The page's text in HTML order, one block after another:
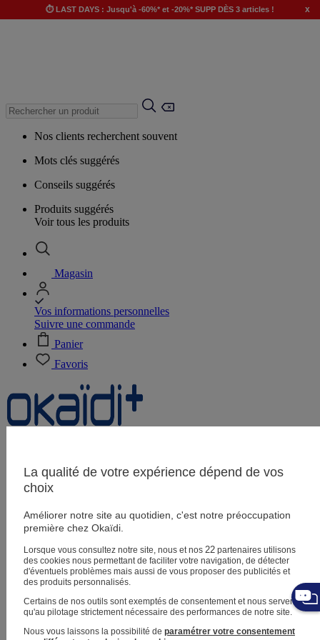
⏱️ LAST DAYS : Jusqu'à -60%* et -20%* SUPP DÈS 3 articles ! x
Nos clients recherchent souvent
Mots clés suggérés
Conseils suggérés
Produits suggérés
Voir tous les produits
Magasin
Vos informations personnelles
Suivre une commande
Panier
Favoris
Magasins
Aide et contact
Livraison
Retour
Bébé fille3 mois - 5 ans
La qualité de votre expérience dépend de vos
choix
Améliorer notre site au quotidien, c'est notre préoccupation
première chez Okaïdi.
Lorsque vous consultez notre site, nous et nos 22partenaires utilisons
des cookies nous permettant de faciliter votre navigation, de détecter
d'éventuels problèmes mais aussi de vous proposer des publicités et
des produits personnalisés.
Certains de nos outils sont exemptés de consentement et nous servent
qu'au pilotage strictement nécessaire des performances de notre site.
Nous vous laissons la possibilité de paramétrer votre consentement